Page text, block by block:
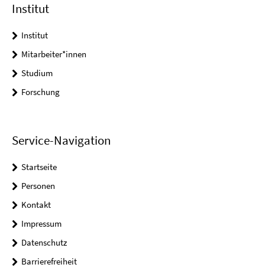
Institut
Institut
Mitarbeiter*innen
Studium
Forschung
Service-Navigation
Startseite
Personen
Kontakt
Impressum
Datenschutz
Barrierefreiheit